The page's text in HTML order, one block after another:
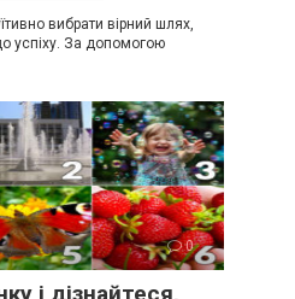
вибрати вірний шлях,
успіху. За допомогою
0